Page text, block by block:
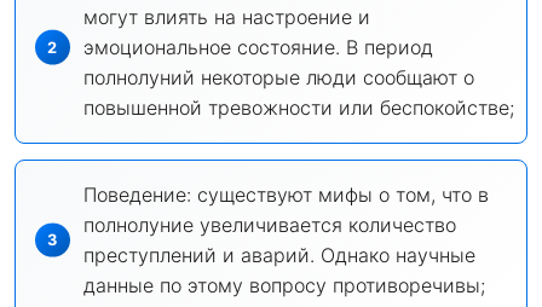
могут влиять на настроение и
эмоциональное состояние. В период
полнолуний некоторые люди сообщают о
повышенной тревожности или беспокойстве;
Поведение: существуют мифы о том, что в
полнолуние увеличивается количество
преступлений и аварий. Однако научные
данные по этому вопросу противоречивы;